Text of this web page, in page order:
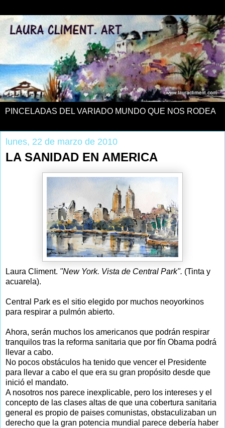
PINCELADAS DEL VARIADO MUNDO QUE NOS RODEA
lunes, 22 de marzo de 2010
LA SANIDAD EN AMERICA
Laura Climent. "New York. Vista de Central Park". (Tinta y
acuarela).
Central Park es el sitio elegido por muchos neoyorkinos
para respirar a pulmón abierto.
Ahora, serán muchos los americanos que podrán respirar
tranquilos tras la reforma sanitaria que por fín Obama podrá
llevar a cabo.
No pocos obstáculos ha tenido que vencer el Presidente
para llevar a cabo el que era su gran propósito desde que
inició el mandato.
A nosotros nos parece inexplicable, pero los intereses y el
concepto de las clases altas de que una cobertura sanitaria
general es propio de paises comunistas, obstaculizaban un
derecho que la gran potencia mundial parece debería haber